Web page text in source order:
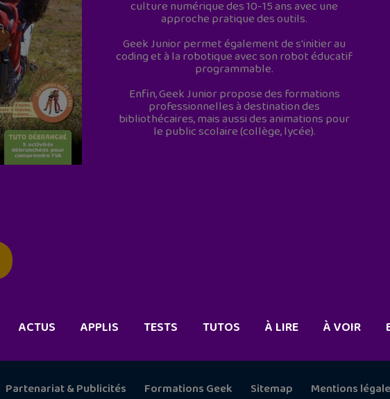
culture numérique des 10-15 ans avec une
approche pratique des outils.
Geek Junior permet également de s'initier au
coding et à la robotique avec son robot éducatif
programmable.
Enfin, Geek Junior propose des formations
professionnelles à destination des
bibliothécaires, mais aussi des animations pour
le public scolaire (collège, lycée).
ACTUS APPLIS TESTS TUTOS À LIRE À VOIR
Partenariat & Publicités Formations Geek Sitemap Mentions